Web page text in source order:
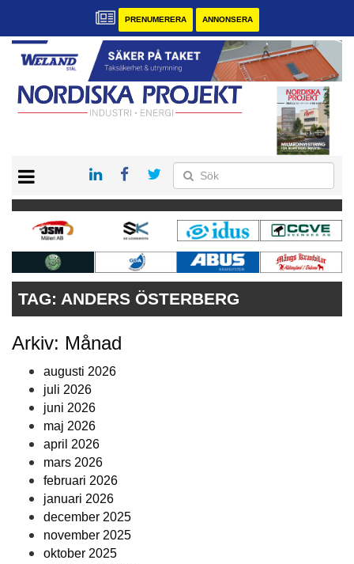
PRENUMERERA ANNONSERA
KONTAKT
VÅRA ANDRA MAGASIN
PRENUMERERA
ANNONSERA
TAG: ANDERS ÖSTERBERG
Arkiv: Månad
augusti 2026
juli 2026
juni 2026
maj 2026
april 2026
mars 2026
februari 2026
januari 2026
december 2025
november 2025
oktober 2025